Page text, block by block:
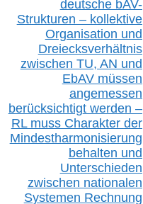
deutsche bAV-
Strukturen – kollektive
Organisation und
Dreiecksverhältnis
zwischen TU, AN und
EbAV müssen
angemessen
berücksichtigt werden –
RL mussCharakter der
Mindestharmonisierung
behalten und
Unterschieden
zwischen nationalen
Systemen Rechnung